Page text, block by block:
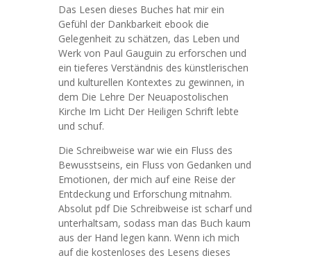
Das Lesen dieses Buches hat mir ein
Gefühl der Dankbarkeit ebook die
Gelegenheit zu schätzen, das Leben und
Werk von Paul Gauguin zu erforschen und
ein tieferes Verständnis des künstlerischen
und kulturellen Kontextes zu gewinnen, in
dem Die Lehre Der Neuapostolischen
Kirche Im Licht Der Heiligen Schrift lebte
und schuf.
Die Schreibweise war wie ein Fluss des
Bewusstseins, ein Fluss von Gedanken und
Emotionen, der mich auf eine Reise der
Entdeckung und Erforschung mitnahm.
Absolut pdf Die Schreibweise ist scharf und
unterhaltsam, sodass man das Buch kaum
aus der Hand legen kann. Wenn ich mich
auf die kostenloses des Lesens dieses